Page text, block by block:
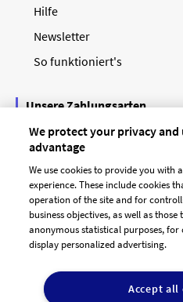
Hilfe
Newsletter
So funktioniert's
Unsere Zahlungsarten
AGB Dienstleister
Datenschutz
We protect your privacy
advantage
We use cookies to provide you with
experience. These include cookies
operation of the site and for
business objectives, as well as
anonymous statistical purposes, for
display personalized advertising.
Accept all